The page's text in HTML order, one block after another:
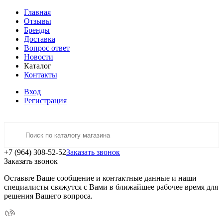
Главная
Отзывы
Бренды
Доставка
Вопрос ответ
Новости
Каталог
Контакты
Вход
Регистрация
+7 (964) 308-52-52Заказать звонок
Заказать звонок
Оставьте Ваше сообщение и контактные данные и наши
специалисты свяжутся с Вами в ближайшее рабочее время для
решения Вашего вопроса.